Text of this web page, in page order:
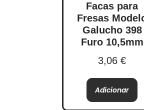
Facas para
Fresas
Galucho 398
Furo 10,5mm
3,06 €
Adicionar